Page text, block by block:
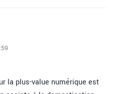
la plus-value numérique est